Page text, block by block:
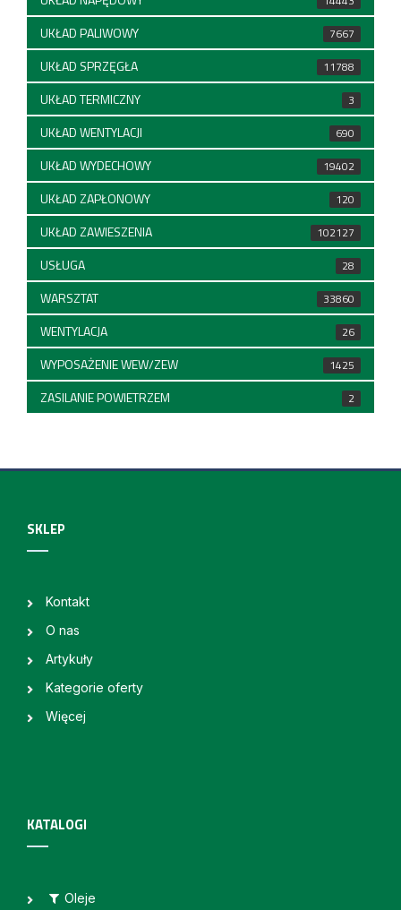
UKŁAD PALIWOWY 7667
UKŁAD SPRZĘGŁA 11788
UKŁAD TERMICZNY 3
UKŁAD WENTYLACJI 690
UKŁAD WYDECHOWY 19402
UKŁAD ZAPŁONOWY 120
UKŁAD ZAWIESZENIA 102127
USŁUGA 28
WARSZTAT 33860
WENTYLACJA 26
WYPOSAŻENIE WEW/ZEW 1425
ZASILANIE POWIETRZEM 2
SKLEP
Kontakt
O nas
Artykuły
Kategorie oferty
Więcej
KATALOGI
Oleje